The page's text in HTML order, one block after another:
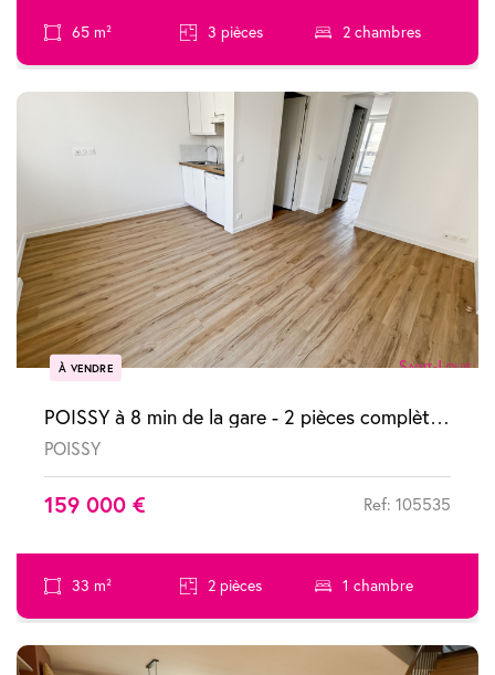
65 m² 3 pièces 2 chambres
À VENDRE
POISSY à 8 min de la gare - 2 pièces complètement refait à neuf
POISSY
159 000 € Ref: 105535
33 m² 2 pièces 1 chambre